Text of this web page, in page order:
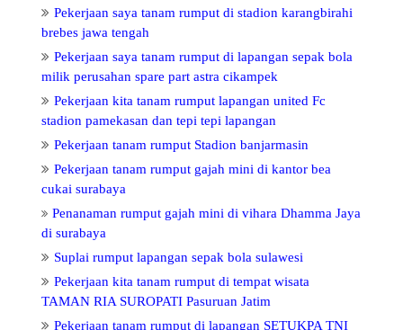
Pekerjaan saya tanam rumput di stadion karangbirahi
brebes jawa tengah
Pekerjaan saya tanam rumput di lapangan sepak bola
milik perusahan spare part astra cikampek
Pekerjaan kita tanam rumput lapangan united Fc
stadion pamekasan dan tepi tepi lapangan
Pekerjaan tanam rumput Stadion banjarmasin
Pekerjaan tanam rumput gajah mini di kantor bea
cukai surabaya
Penanaman rumput gajah mini di vihara Dhamma Jaya
di surabaya
Suplai rumput lapangan sepak bola sulawesi
Pekerjaan kita tanam rumput di tempat wisata
TAMAN RIA SUROPATI Pasuruan Jatim
Pekerjaan tanam rumput di lapangan SETUKPA TNI